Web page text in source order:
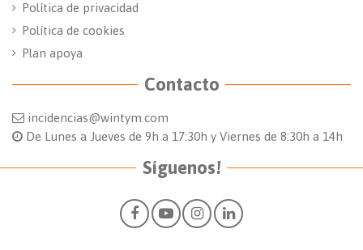
Política de privacidad
Política de cookies
Plan apoya
Contacto
incidencias@wintym.com
De Lunes a Jueves de 9h a 17:30h y Viernes de 8:30h a 14h
Síguenos!